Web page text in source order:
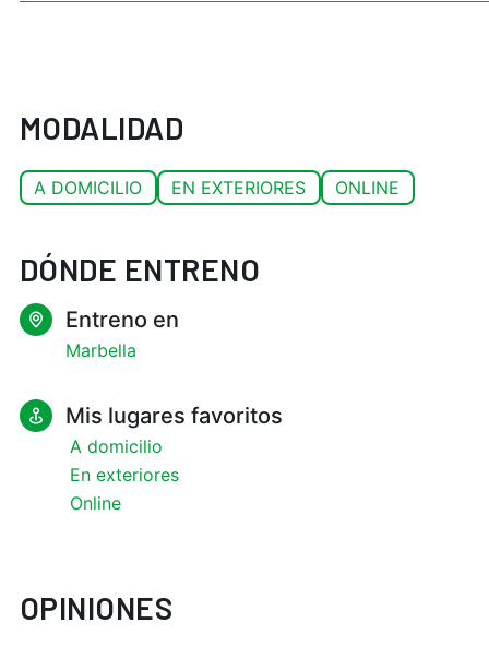
MODALIDAD
A DOMICILIO EN EXTERIORES ONLINE
DÓNDE ENTRENO
Entreno en
Marbella
Mis lugares favoritos
A domicilio
En exteriores
Online
OPINIONES